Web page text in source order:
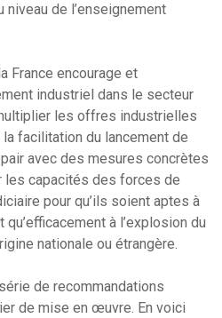
niveau de l’enseignement
France encourage et
industriel dans le secteur
les offres industrielles
facilitation du lancement de
avec des mesures concrètes
les capacités des forces de
pour qu’ils soient aptes à
à l’explosion du
nationale ou étrangère.
de recommandations
de mise en œuvre. En voici